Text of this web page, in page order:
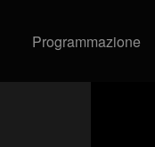
Programmazione